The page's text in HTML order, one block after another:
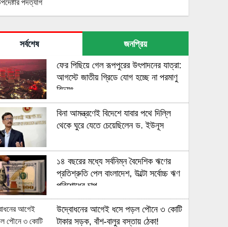
মিরাজকে সরিয়ে ওয়ানডের নতুন অধিনায়ক
লিটন
আইএফএবের স্বীকারোক্তি: আর্জেন্টিনার
অধিনায়কত্ব হারাচ্ছেন মিরাজ, ওয়ানডের
নেতৃত্বও পাচ্ছেন লিটন
ফ্রান্সের কোচ হয়ে জিদান বললেন, ‘এটাই আমি
সর্বশেষ জনপ্রিয়
ফের পিছিয়ে গেল রূপপুরের উৎপাদনের যাত্রা:
আগস্টে জাতীয় গ্রিডে যোগ হচ্ছে না পরমাণু
বিদ্যুৎ
বিনা আমন্ত্রণেই বিদেশে যাবার পথে দিল্লি
থেকে ঘুরে যেতে চেয়েছিলেন ড. ইউনূস
১৪ বছরের মধ্যে সর্বনিম্ন বৈদেশিক ঋণের
প্রতিশ্রুতি পেল বাংলাদেশ, উল্টো সর্বোচ্চ ঋণ
পরিশোধের চাপ
উদ্বোধনের আগেই ধসে পড়ল পৌনে ৩ কোটি
টাকার সড়ক, বাঁশ-বালুর বস্তায় ঠেকা!